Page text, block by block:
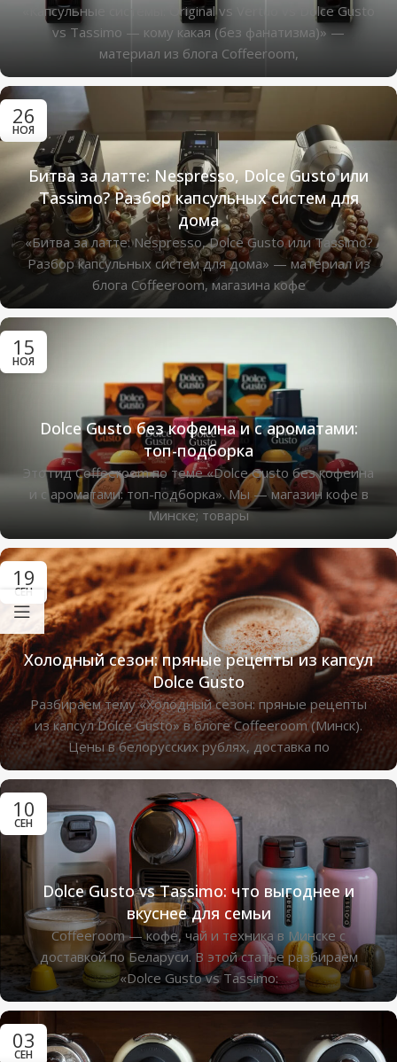
«Капсульные системы: Original vs Vertuo vs Dolce Gusto
vs Tassimo — кому какая (без фанатизма)» —
материал из блога Coffeeroom,
26
НОЯ
Битва за латте: Nespresso, Dolce Gusto или
Tassimo? Разбор капсульных систем для
дома
«Битва за латте: Nespresso, Dolce Gusto или Tassimo?
Разбор капсульных систем для дома» — материал из
блога Coffeeroom, магазина кофе
15
НОЯ
Dolce Gusto без кофеина и с ароматами:
топ-подборка
Это гид Coffeeroom по теме «Dolce Gusto без кофеина
и с ароматами: топ-подборка». Мы — магазин кофе в
Минске; товары
19
СЕН
Холодный сезон: пряные рецепты из капсул
Dolce Gusto
Разбираем тему «Холодный сезон: пряные рецепты
из капсул Dolce Gusto» в блоге Coffeeroom (Минск).
Цены в белорусских рублях, доставка по
10
СЕН
Dolce Gusto vs Tassimo: что выгоднее и
вкуснее для семьи
Coffeeroom — кофе, чай и техника в Минске с
доставкой по Беларуси. В этой статье разбираем
«Dolce Gusto vs Tassimo:
03
СЕН